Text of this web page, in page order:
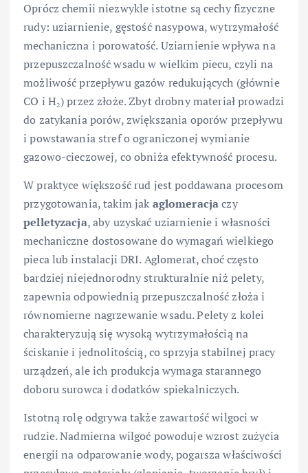
Oprócz chemii niezwykle istotne są cechy fizyczne
rudy: uziarnienie, gęstość nasypowa, wytrzymałość
mechaniczna i porowatość. Uziarnienie wpływa na
przepuszczalność wsadu w wielkim piecu, czyli na
możliwość przepływu gazów redukujących (głównie
CO i H₂) przez złoże. Zbyt drobny materiał prowadzi
do zatykania porów, zwiększania oporów przepływu
i powstawania stref o ograniczonej wymianie
gazowo-cieczowej, co obniża efektywność procesu.
W praktyce większość rud jest poddawana procesom
przygotowania, takim jak aglomeracjaczy
pelletyzacja, aby uzyskać uziarnienie i własności
mechaniczne dostosowane do wymagań wielkiego
pieca lub instalacji DRI. Aglomerat, choć często
bardziej niejednorodny strukturalnie niż pelety,
zapewnia odpowiednią przepuszczalność złoża i
równomierne nagrzewanie wsadu. Pelety z kolei
charakteryzują się wysoką wytrzymałością na
ściskanie i jednolitością, co sprzyja stabilnej pracy
urządzeń, ale ich produkcja wymaga starannego
doboru surowca i dodatków spiekalniczych.
Istotną rolę odgrywa także zawartość wilgoci w
rudzie. Nadmierna wilgoć powoduje wzrost zużycia
energii na odparowanie wody, pogarsza właściwości